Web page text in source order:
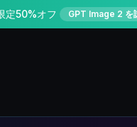
定50%オフ GPT Image 2 を